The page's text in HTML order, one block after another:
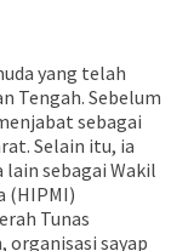
yang telah
Tengah. Sebelum
sebagai
Selain itu, ia
sebagai Wakil
(HIPMI)
Tunas
organisasi sayap